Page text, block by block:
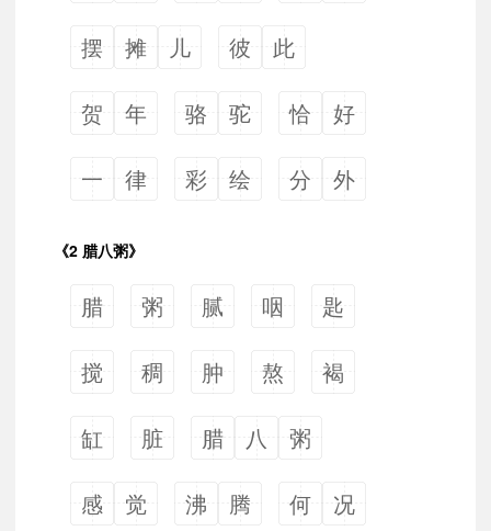
摆 摊 儿 彼 此
贺 年 骆 驼 恰 好
一 律 彩 绘 分 外
《2 腊八粥》
腊 粥 腻 咽 匙
搅 稠 肿 熬 褐
缸 脏 腊 八 粥
感 觉 沸 腾 何 况